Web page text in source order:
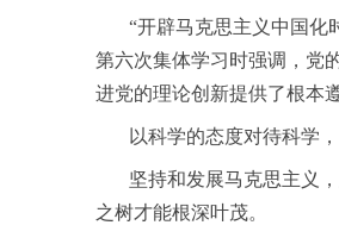
“开辟马克思主义中国化时
第六次集体学习时强调，党
进党的理论创新提供了根本
以科学的态度对待科学，
坚持和发展马克思主义，
之树才能根深叶茂。